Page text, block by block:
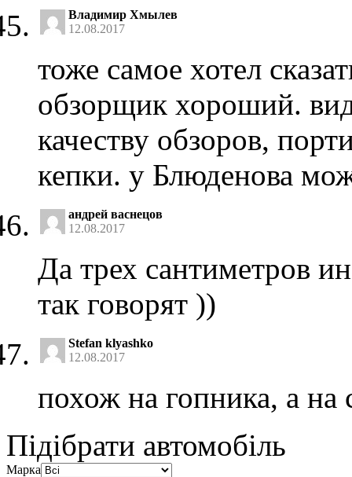
Владимир Хмылев
12.08.2017
тоже самое хотел
обзорщик хороший.
качеству обзоров,
кепки. у Блюденова
андрей васнецов
12.08.2017
Да трех сантиметров
так говорят ))
Stefan klyashko
12.08.2017
похож на гопника, а
Підібрати автомобіль
Марка